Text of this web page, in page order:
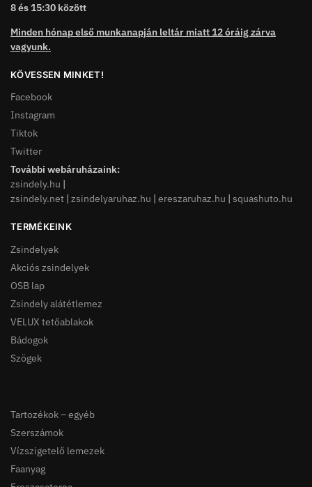
8 és 15:30 között
Minden hónap első munkanapján leltár miatt 12 óráig zárva
vagyunk.
KÖVESSEN MINKET!
Facebook
Instagram
Tiktok
Twitter
További webáruházaink:
zsindely.hu |
zsindely.net | zsindelyaruhaz.hu | ereszaruhaz.hu | squashuto.hu
TERMÉKEINK
Zsindelyek
Akciós zsindelyek
OSB lap
Zsindely alátétlemez
VELUX tetőablakok
Bádogok
Szögek
Tartozékok – egyéb
Szerszámok
Vízszigetelő lemezek
Faanyag